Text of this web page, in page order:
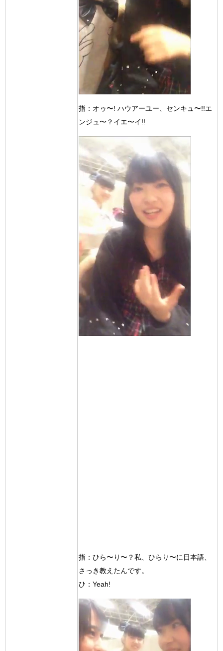
指：オゥ〜! ハウアーユー、センキュ〜!!エ
ンジュ〜？イエ〜イ!!
指：ひら〜り〜？私、ひらり〜に日本語、
さっき教えたんです。
ひ：Yeah!